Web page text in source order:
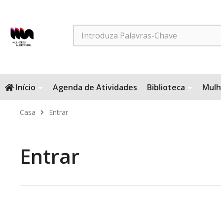
Search
Início Agenda de Atividades Biblioteca
Casa Entrar
Entrar